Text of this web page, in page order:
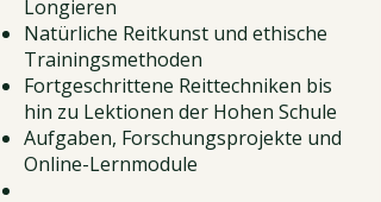
Longieren
Natürliche Reitkunst und ethische
Trainingsmethoden
Fortgeschrittene Reittechniken bis
hin zu Lektionen der Hohen Schule
Aufgaben, Forschungsprojekte und
Online-Lernmodule